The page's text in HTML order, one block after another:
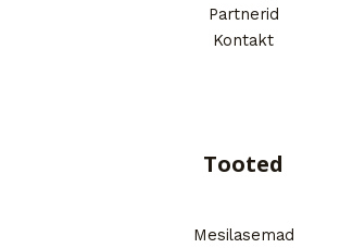
Partnerid
Kontakt
Tooted
Mesilasemad